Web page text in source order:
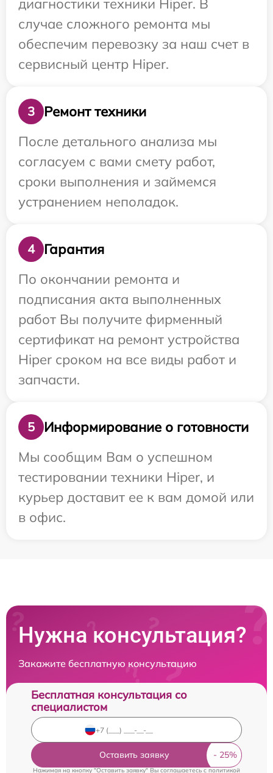
диагностики техники Hiper. В
случае сложного ремонта мы
обеспечим перевозку за наш счет в
сервисный центр Hiper.
3
Ремонт техники
После детального анализа мы
согласуем с вами смету работ,
сроки выполнения и займемся
устранением неполадок.
4
Гарантия
По окончании ремонта и
подписания акта выполненных
работ Вы получите фирменный
сертификат на ремонт устройства
Hiper сроком на все виды работ и
запчасти.
5
Информирование о готовности
Мы сообщим Вам о успешном
тестировании техники Hiper, и
курьер доставит ее к вам домой или
в офис.
Нужна консультация?
Закажите бесплатную консультацию
Бесплатная консультация со
специалистом
Оставить заявку
Нажимая на кнопку "Оставить заявку" Вы соглашаетесь c политикой